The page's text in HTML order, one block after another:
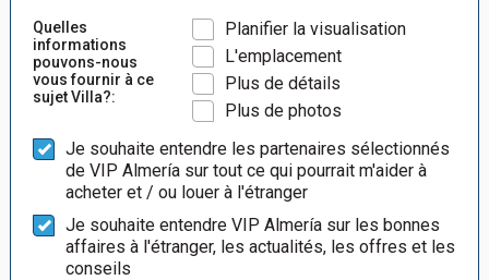
Quelles
informations
pouvons-nous
vous fournir à ce
sujet Villa?:
Planifier la visualisation
L'emplacement
Plus de détails
Plus de photos
Je souhaite entendre les partenaires sélectionnés
de VIP Almería sur tout ce qui pourrait m'aider à
acheter et / ou louer à l'étranger
Je souhaite entendre VIP Almería sur les bonnes
affaires à l'étranger, les actualités, les offres et les
conseils